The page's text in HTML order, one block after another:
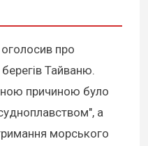
про
берегів Тайваню.
причиною було
а
морського